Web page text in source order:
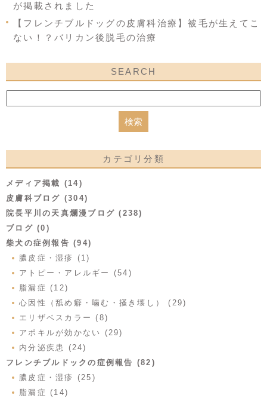
が掲載されました
【フレンチブルドッグの皮膚科治療】被毛が生えてこ
ない！？バリカン後脱毛の治療
SEARCH
カテゴリ分類
メディア掲載 (14)
皮膚科ブログ (304)
院長平川の天真爛漫ブログ (238)
ブログ (0)
柴犬の症例報告 (94)
膿皮症・湿疹 (1)
アトピー・アレルギー (54)
脂漏症 (12)
心因性（舐め癖・噛む・掻き壊し） (29)
エリザベスカラー (8)
アポキルが効かない (29)
内分泌疾患 (24)
フレンチブルドックの症例報告 (82)
膿皮症・湿疹 (25)
脂漏症 (14)